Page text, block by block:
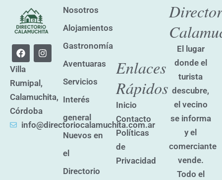
F
a
c
e
b
o
o
k
I
n
s
a
g
r
a
m
Villa
Rumipal,
Calamuchita,
Córdoba
info@directoriocalamuchita.com.ar
Nosotros
Alojamientos
Gastronomía
Aventuaras
Servicios
Interés
general
Nuevos en
el
Directorio
Enlaces
Rápidos
Inicio
Contacto
Políticas
de
Privacidad
El lugar
donde el
turista
descubre,
el vecino
se informa
y el
comerciante
vende.
Todo el